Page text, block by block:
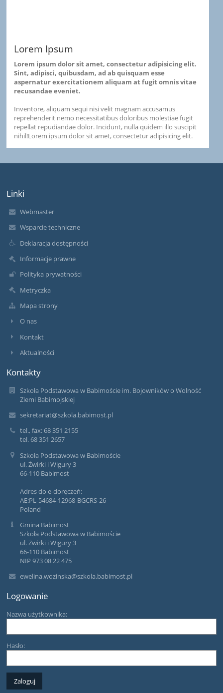
Lorem Ipsum
Lorem ipsum dolor sit amet, consectetur adipisicing elit.
Sint, adipisci, quibusdam, ad ab quisquam esse
aspernatur exercitationem aliquam at fugit omnis vitae
recusandae eveniet.
Inventore, aliquam sequi nisi velit magnam accusamus
reprehenderit nemo necessitatibus doloribus molestiae fugit
repellat repudiandae dolor. Incidunt, nulla quidem illo suscipit
nihil!Lorem ipsum dolor sit amet, consectetur adipisicing elit.
Linki
Webmaster
Wsparcie techniczne
Deklaracja dostępności
Informacje prawne
Polityka prywatności
Metryczka
Mapa strony
O nas
Kontakt
Aktualności
Kontakty
Szkoła Podstawowa w Babimoście im. Bojowników o Wolność
Ziemi Babimojskiej
sekretariat@szkola.babimost.pl
tel., fax: 68 351 2155
tel. 68 351 2657
Szkoła Podstawowa w Babimoście
ul. Żwirki i Wigury 3
66-110 Babimost
Adres do e-doręczeń:
AE:PL-54684-12968-BGCRS-26
Poland
Gmina Babimost
Szkoła Podstawowa w Babimoście
ul. Żwirki i Wigury 3
66-110 Babimost
NIP 973 08 22 475
ewelina.wozinska@szkola.babimost.pl
Logowanie
Nazwa użytkownika:
Hasło: